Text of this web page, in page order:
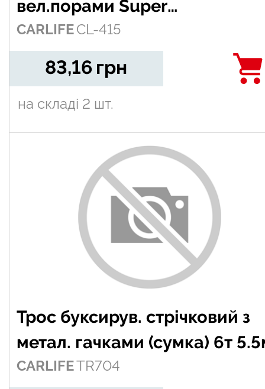
вел.порами Super
195x130x70mm, жовта
CARLIFECL-415
83,16 грн
на складі 2 шт.
Трос буксирув. стрічковий з
метал. гачками (сумка) 6т
CARLIFETR704